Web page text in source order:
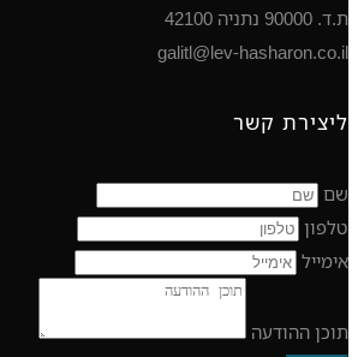
ת.ד. 90000 נתניה 42100
galitl@lev-hasharon.co.il
ליצירת קשר
שם
טלפון
אימייל
תוכן ההודעה